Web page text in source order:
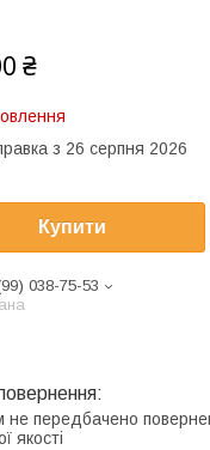
₴
з 26 серпня 2026
Купити
038-75-53
не передбачено
якості